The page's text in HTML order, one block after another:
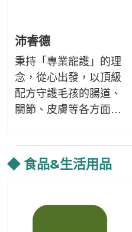
沛睿德
秉持「專業寵護」的理
念，從心出發，以頂級
配方守護毛孩的腸道、
關節、皮膚等各方面健
光。
◆ 食品&生活用品